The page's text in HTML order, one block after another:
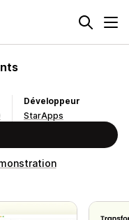
Développeur
StarApps